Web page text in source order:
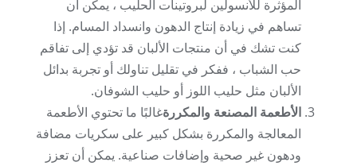
المؤثرة للأنسولين لبروتينات الحليب ، يمكن أن
تساهم في زيادة إنتاج الدهون وانسداد المسام. إذا
كنت تشك في أن منتجات الألبان قد تؤدي إلى تفاقم
حب الشباب ، ففكر في تقليل تناولك أو تجربة بدائل
الألبان مثل حليب اللوز أو حليب الشوفان.
الأطعمة المصنعة والمكررةغالبًا ما تحتوي الأطعمة
المعالجة والمكررة بشكل كبير على سكريات مضافة
ودهون غير صحية وإضافات صناعية. يمكن أن تعزز